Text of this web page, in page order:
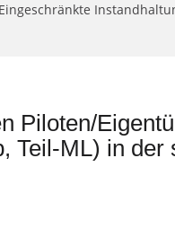
Eingeschränkte
Piloten/
Teil-ML) in